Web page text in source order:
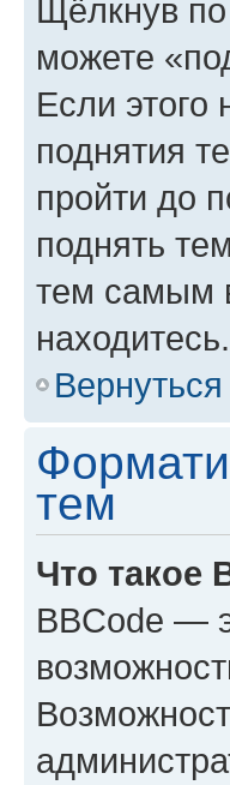
Щёлкнув
можете
Если этого
поднятия
пройти до
поднять
тем самым
находитесь.
тем
Что такое
BBCode —